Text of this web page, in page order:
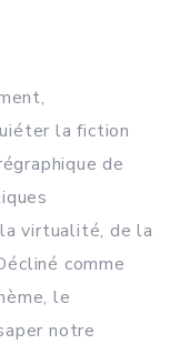
la fiction
de
virtualité, de la
comme
le
notre